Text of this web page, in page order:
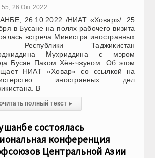
26.Окт 2022
26.10.2022 /НИАТ «Ховар»/. 25
в Бусане на полях рабочего визита
встреча Министра иностранных
Республики Таджикистан
Мухриддина с мэром
Бусан Паком Хён-чжуном. Об этом
НИАТ «Ховар» со ссылкой на
иностранных дел
В
полный текст ▸
состоялась
конференция
Центральной Азии